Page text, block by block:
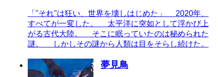
「"それ"は狂い、世界を壊しはじめた」 2020年、
すべてが一変した。 太平洋に突如として浮かび上
がる古代大陸。 そこに眠っていたのは秘められた
謎。 しかしその謎から人類は目をそらし続けた。
夢見鳥